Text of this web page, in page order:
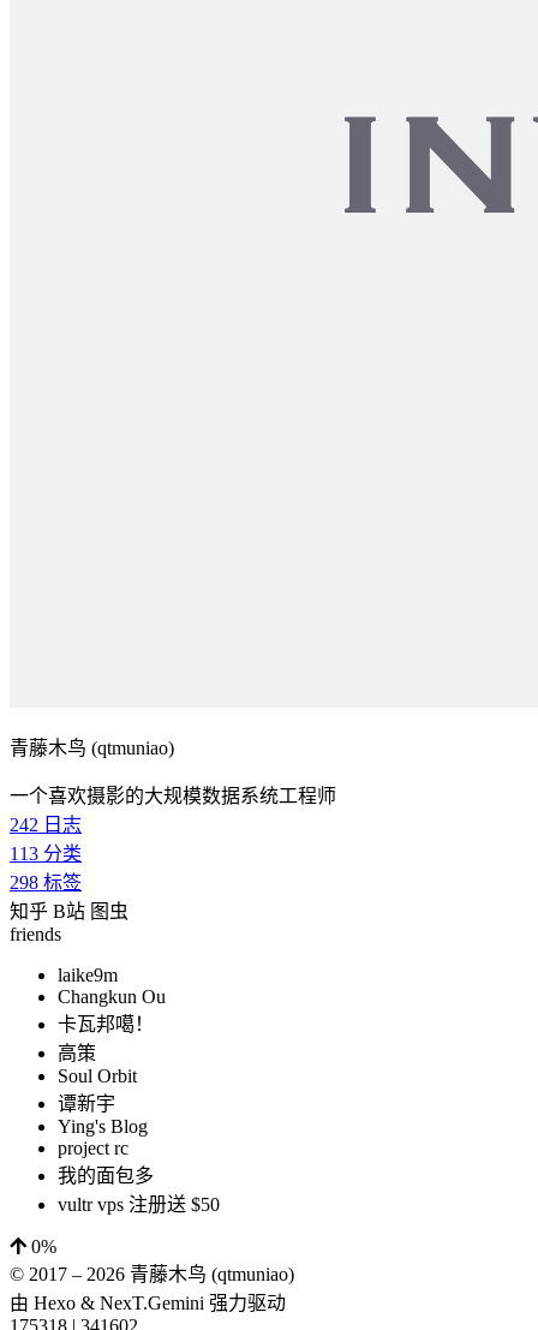
青藤木鸟 (qtmuniao)
一个喜欢摄影的大规模数据系统工程师
242 日志
113 分类
298 标签
知乎 B站 图虫
friends
laike9m
Changkun Ou
卡瓦邦噶！
高策
Soul Orbit
谭新宇
Ying's Blog
project rc
我的面包多
vultr vps 注册送 $50
0%
© 2017 – 2026 青藤木鸟 (qtmuniao)
由 Hexo & NexT.Gemini 强力驱动
175318 | 341602